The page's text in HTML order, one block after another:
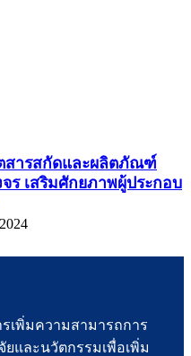
ตสารสกัดและผลิตภัณฑ์
ร เสริมศักยภาพผู้ประกอบ
เพิ่มความสามารถการ
ยและนวัตกรรมเพื่อเพิ่ม